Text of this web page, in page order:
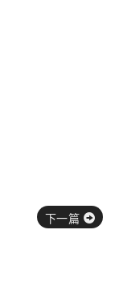
下一篇